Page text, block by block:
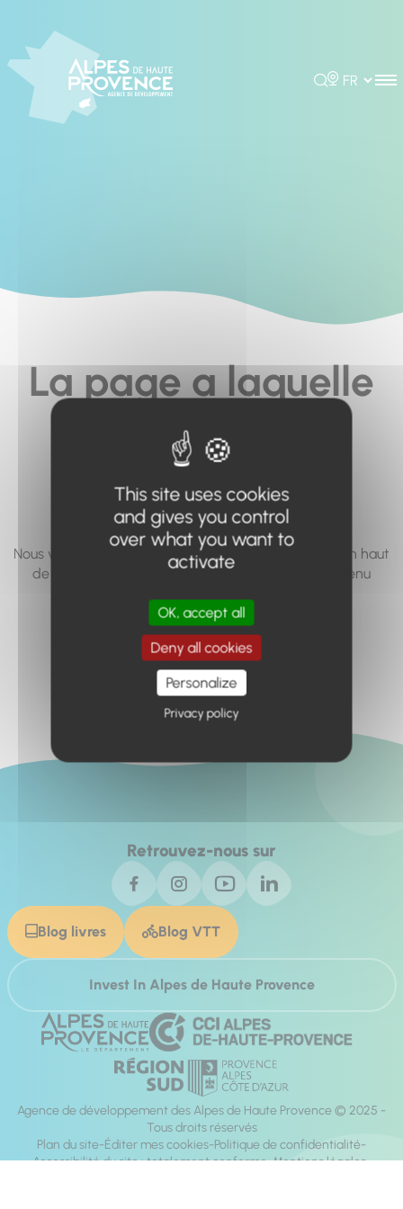
Rechercher
Choisir la
La page a laquelle
vous cherchez à
accéder n'existe
pas... ou plus.
Nous vous invitons à utiliser le moteur de recherche en haut
de page, ou à utiliser le menu pour trouver le contenu
Retour à l'accueil
Retrouvez-nous sur
Blog livres Blog VTT
Invest In Alpes de Haute Provence
Agence de développement des Alpes de Haute Provence © 2025 -
Tous droits réservés
Plan du site Éditer mes cookies Politique de confidentialité
Accessibilité du site : totalement conforme Mentions légales
This site uses cookies
and gives you control
over what you want to
activate
OK, accept all
Deny all cookies
Personalize
Privacy policy